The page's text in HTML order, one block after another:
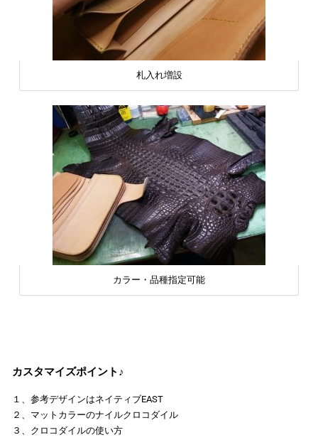
札入れ増設
カラー・品種指定可能
カスタマイズポイント♪
１、参考デザインはネイティブEAST
２、マットカラーのナイルクロコダイル
３、クロコダイルの使い方